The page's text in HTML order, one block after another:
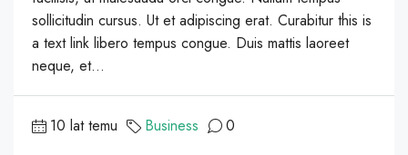
sollicitudin cursus. Ut et adipiscing erat. Curabitur this is
a text link libero tempus congue. Duis mattis laoreet
neque, et...
10 lat temu Business 0